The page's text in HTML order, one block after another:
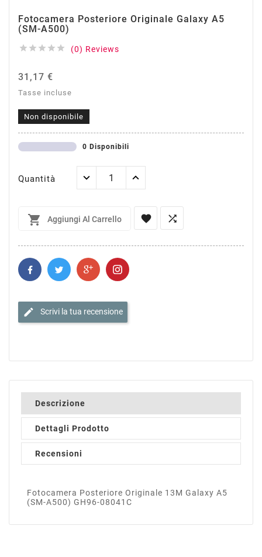
Fotocamera Posteriore Originale Galaxy A5
(SM-A500)
     (0) Reviews
31,17 €
Tasse incluse
Non disponibile
0 Disponibili
Quantità
 Aggiungi Al Carrello  
edit Scrivi la tua recensione
Descrizione
Dettagli Prodotto
Recensioni
Fotocamera Posteriore Originale 13M Galaxy A5
(SM-A500) GH96-08041C